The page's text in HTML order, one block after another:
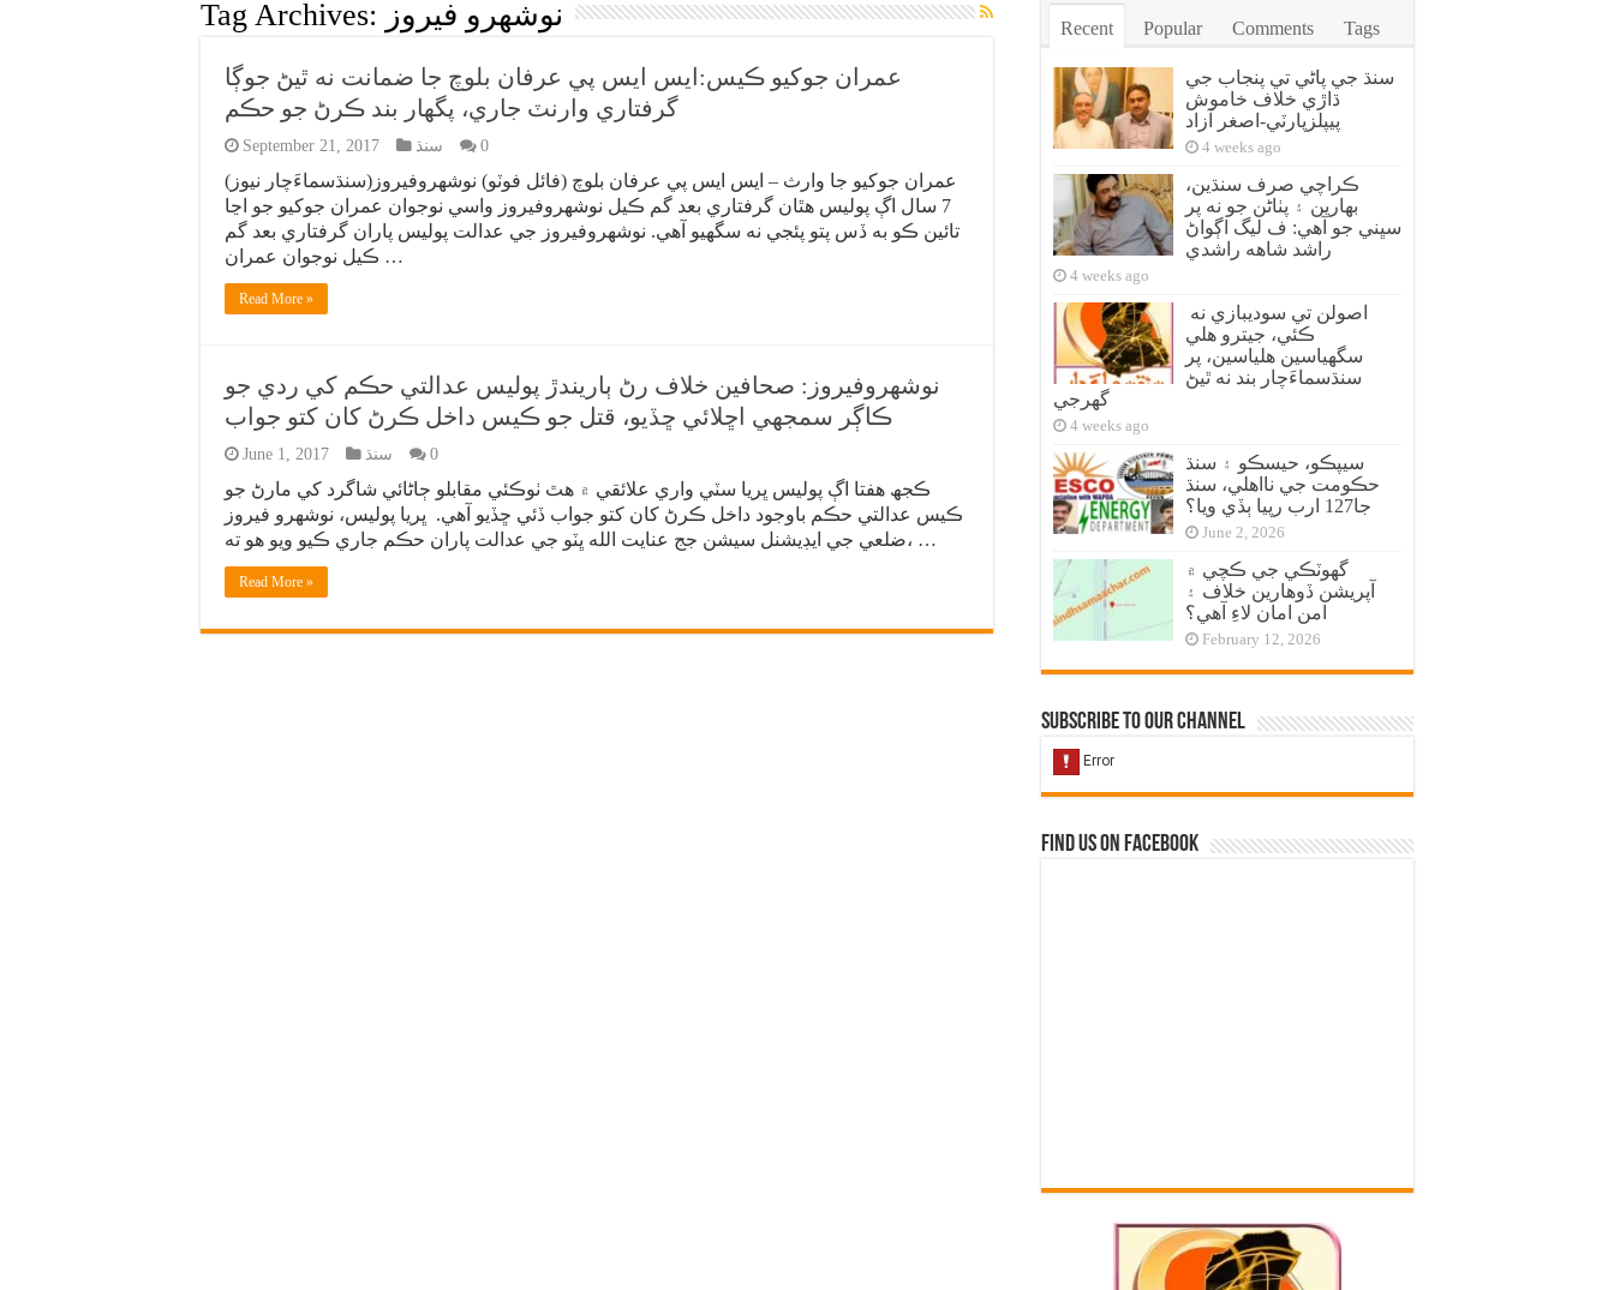
Tag Archives: نوشهرو فيروز
عمران جوکيو ڪيس:ايس ايس پي عرفان بلوچ جا ضمانت نه ٿيڻ جوڳا
گرفتاري وارنٽ جاري، پگهار بند ڪرڻ جو حڪم
September 21, 2017 سنڌ 0
عمران جوکيو جا وارث – ايس ايس پي عرفان بلوچ (فائل فوٽو) نوشهروفيروز(سنڌسماءَچار نيوز)
7 سال اڳ پوليس هٿان گرفتاري بعد گم ڪيل نوشهروفيروز واسي نوجوان عمران جوکيو جو اڃا
تائين ڪو به ڏس پتو پئجي نه سگهيو آهي. نوشهروفيروز جي عدالت پوليس پاران گرفتاري بعد گم
ڪيل نوجوان عمران …
Read More »
نوشهروفيروز: صحافين خلاف رڻ ٻاريندڙ پوليس عدالتي حڪم کي ردي جو
ڪاڳر سمجهي اڇلائي ڇڏيو، قتل جو ڪيس داخل ڪرڻ کان کتو جواب
June 1, 2017 سنڌ 0
ڪجھ هفتا اڳ پوليس ڀريا سٽي واري علائقي ۾ هٿ ٺوڪئي مقابلو ڄاڻائي شاگرد کي مارڻ جو
ڪيس عدالتي حڪم باوجود داخل ڪرڻ کان کتو جواب ڏئي ڇڏيو آهي. ڀريا پوليس، نوشهرو فيروز
ضلعي جي ايڊيشنل سيشن جج عنايت الله ڀٽو جي عدالت پاران حڪم جاري ڪيو ويو هو ته، …
Read More »
Recent Popular Comments Tags
سنڌ جي پاڻي تي پنجاب جي
ڌاڙي خلاف خاموش
پيپلزپارٽي-اصغر آزاد
4 weeks ago
ڪراچي صرف سنڌين،
بهارين ۽ پٺاڻن جو نه پر
سڀني جو آهي: ف ليگ اڳواڻ
راشد شاهه راشدي
4 weeks ago
ڪئي، جيترو هلي
سگهياسين هلياسين، پر
سنڌسماءَچار بند نه ٿيڻ
گهرجي
4 weeks ago
سيپڪو، حيسڪو ۽ سنڌ
حڪومت جي نااهلي، سنڌ
جا127 ارب رپيا ٻڏي ويا؟
June 2, 2026
گهوٽڪي جي ڪچي ۾
آپريشن ڏوهارين خلاف ۽
امن امان لاءِ آهي؟
February 12, 2026
Subscribe to our Channel
Find us on Facebook